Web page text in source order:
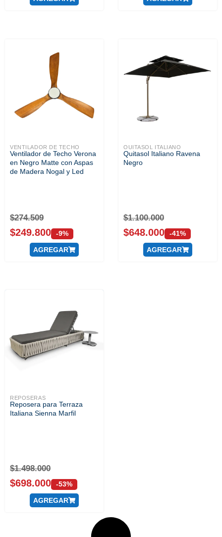
VENTILADOR DE TECHO
Ventilador de Techo Verona
en Negro Matte con Aspas
de Madera Nogal y Led
$274.509
$249.800 -9%
AGREGAR
QUITASOL ITALIANO
Quitasol Italiano Ravena
Negro
$1.100.000
$648.000 -41%
AGREGAR
REPOSERAS
Reposera para Terraza
Italiana Sienna Marfil
$1.498.000
$698.000 -53%
AGREGAR